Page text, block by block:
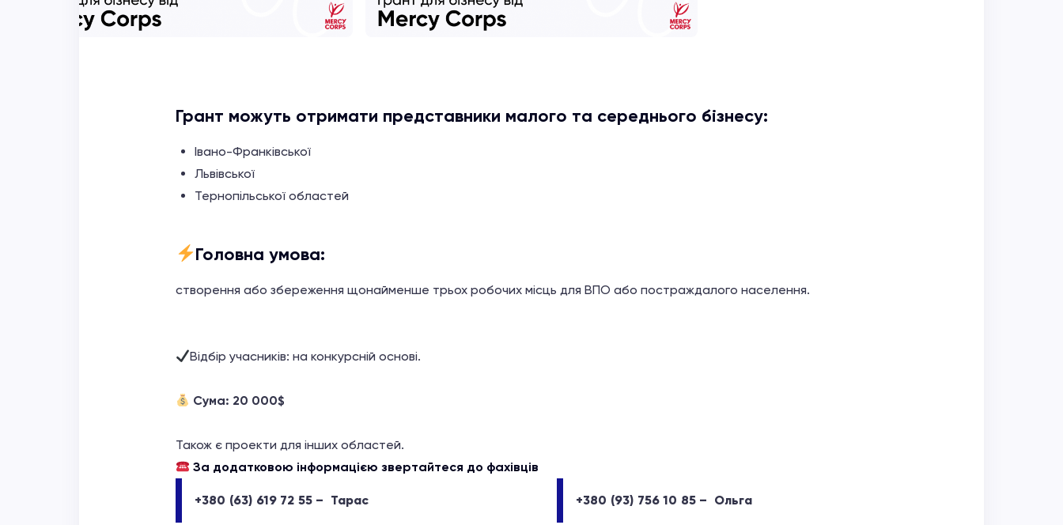
Грант можуть отримати представники малого та середнього бізнесу:
Івано-Франківської
Львівської
Тернопільської областей
Головна умова:
створення або збереження щонайменше трьох робочих місць для ВПО або постраждалого населення.
Відбір учасників: на конкурсній основі.
Сума: 20 000$
Також є проекти для інших областей.
За додатковою інформацією звертайтеся до фахівців
+380 (63) 619 72 55 – Тарас +380 (93) 756 10 85 – Ольга